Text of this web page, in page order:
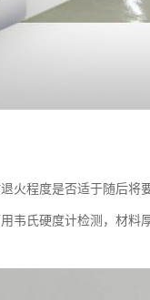
火程度是否适于随后将
韦氏硬度计检测，材料